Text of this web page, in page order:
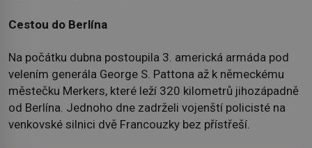
Cestou do Berlína
Na počátku dubna postoupila 3. americká armáda pod
velením generála George S. Pattona až k německému
městečku Merkers, které leží 320 kilometrů jihozápadně
od Berlína. Jednoho dne zadrželi vojenští policisté na
venkovské silnici dvě Francouzky bez přístřeší.